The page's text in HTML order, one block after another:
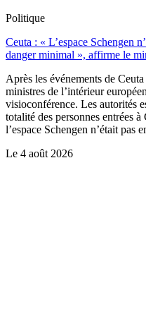
Politique
Ceuta : « L’espace Schengen
danger minimal », affirme le
Après les événements de
ministres de l’intérieur
visioconférence. Les autorités
totalité des personnes entrées
l’espace Schengen n’était pas
Le 4 août 2026